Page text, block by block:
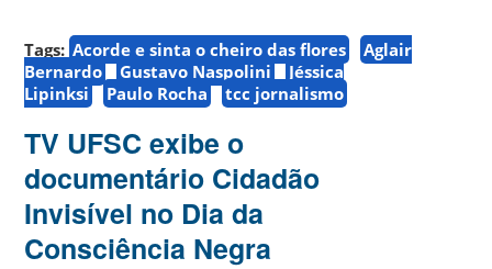
Tags: Acorde e sinta o cheiro das flores
Aglair
Bernardo
Gustavo Naspolini
Jéssica
Lipinksi
Paulo Rocha tcc jornalismo
TV UFSC exibe o
documentário Cidadão
Invisível no Dia da
Consciência Negra